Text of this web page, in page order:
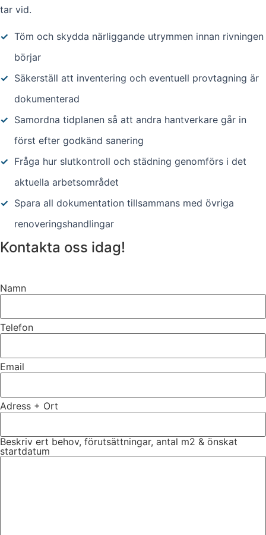
tar vid.
✓ Töm och skydda närliggande utrymmen innan rivningen
börjar
✓ Säkerställ att inventering och eventuell provtagning är
dokumenterad
✓ Samordna tidplanen så att andra hantverkare går in
först efter godkänd sanering
✓ Fråga hur slutkontroll och städning genomförs i det
aktuella arbetsområdet
✓ Spara all dokumentation tillsammans med övriga
renoveringshandlingar
Kontakta oss idag!
Namn
Telefon
Email
Adress + Ort
Beskriv ert behov, förutsättningar, antal m2 & önskat
startdatum